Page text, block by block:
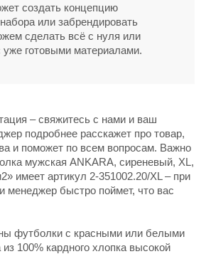
создать концепцию
или забрендировать
сделать всё с нуля или
уже готовыми материалами.
– свяжитесь с нами и ваш
подробнее расскажет про товар,
и поможет по всем вопросам. Важно
мужская ANKARA, сиреневый, XL,
имеет артикул 2-351002.20/XL – при
менеджер быстро поймет, что вас
футболки с красными или белыми
100% кардного хлопка высокой